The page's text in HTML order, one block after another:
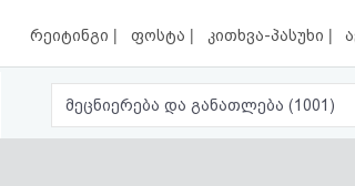
რეიტინგი | ფოსტა | კითხვა-პასუხი |
მეცნიერება და განათლება (1001)